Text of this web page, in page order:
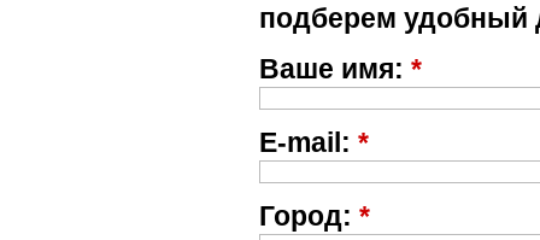
подберем удобный
Ваше имя: *
E-mail: *
Город: *